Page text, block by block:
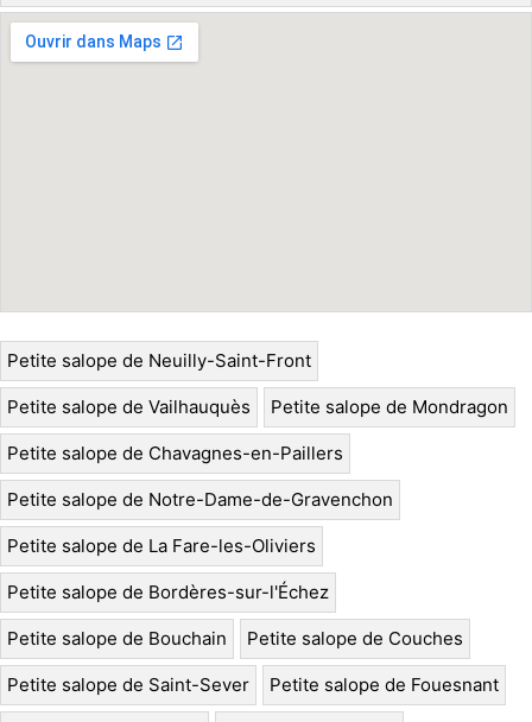
Petite salope de Neuilly-Saint-Front
Petite salope de Vailhauquès Petite salope de Mondragon
Petite salope de Chavagnes-en-Paillers
Petite salope de Notre-Dame-de-Gravenchon
Petite salope de La Fare-les-Oliviers
Petite salope de Bordères-sur-l'Échez
Petite salope de Bouchain Petite salope de Couches
Petite salope de Saint-Sever Petite salope de Fouesnant